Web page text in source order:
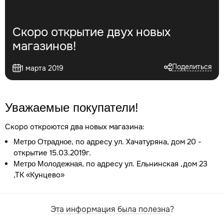
Скоро открытие двух новых
магазинов!
1 марта 2019 Поделиться
Уважаемые покупатели!
Скоро откроются два новых магазина:
Метро Отрадное, по адресу ул. Хачатуряна, дом 20 -
открытие 15.03.2019г.
Метро Молодежная, по адресу ул. Ельнинская ,дом 23
,ТК «Кунцево»
Эта информация была полезна?